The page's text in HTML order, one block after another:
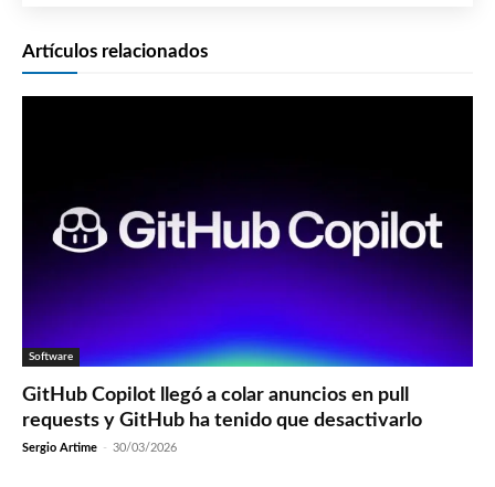
Artículos relacionados
Software
GitHub Copilot llegó a colar anuncios en pull
requests y GitHub ha tenido que desactivarlo
Sergio Artime - 30/03/2026